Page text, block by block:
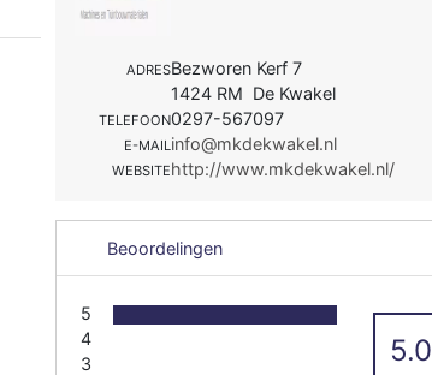
ADRESBezworen Kerf 7
1424 RM De Kwakel
TELEFOON0297-567097
E-MAILinfo@mkdekwakel.nl
WEBSITEhttp://www.mkdekwakel.nl/
Beoordelingen
5
4
3
5.0